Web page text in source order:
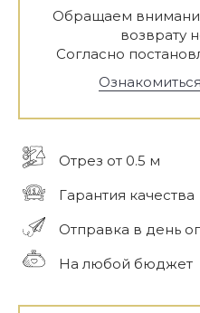
Обращаем
возврату
Согласно
Отрез от 0.5 м
Гарантия качества
Отправка в день
На любой бюджет